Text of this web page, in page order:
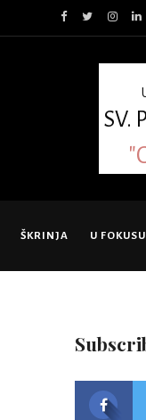
SV.
ŠKRINJA U FOKUSU